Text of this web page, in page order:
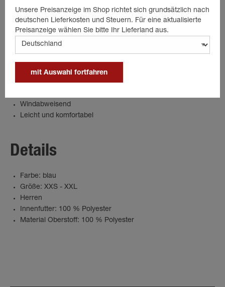
Beschreibung
Funktionalität. Mit ihrem zeitlosen Design und hochwertiger
Qualität schützt sie zuverlässig vor Wind und Regen. Ideal für
ein Outdoor-Abenteuer, aber auch im Alltag am Stall bietet die
Windabweisend
Leicht und komfortabel
Details
Farbe: blau
Größe: XXS - XXL
Herren
Innenfutter: 100 % Polyester
Material Oberstoff: 100 % Polyester
Unsere Preisanzeige im Shop richtet sich grundsätzlich nach
deutschen Lieferkosten und Steuern. Für eine aktualisierte
Preisanzeige wählen Sie bitte Ihr Lieferland aus.
mit Auswahl fortfahren